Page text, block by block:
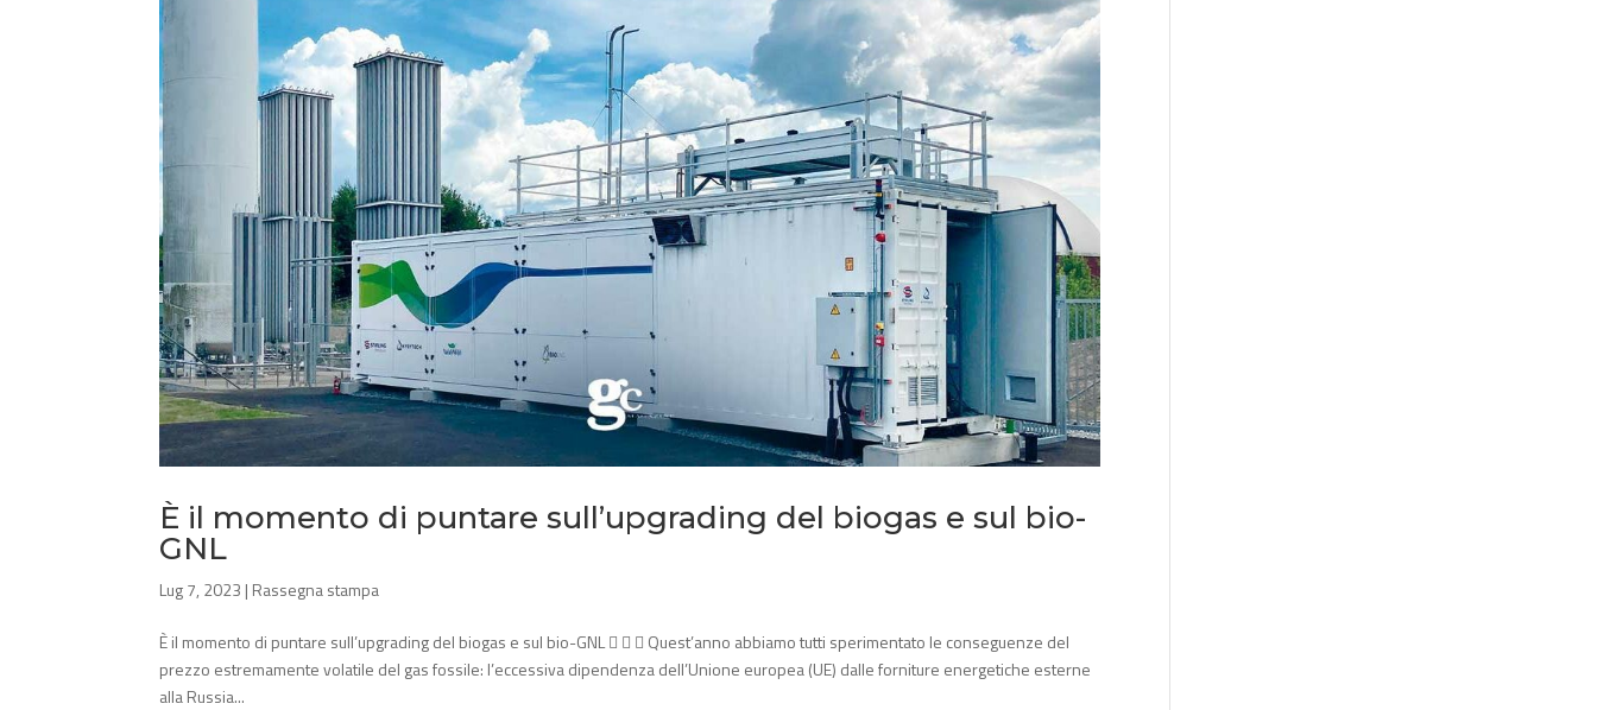
È il momento di puntare sull’upgrading del biogas e sul bio-
GNL
Lug 7, 2023 | Rassegna stampa
È il momento di puntare sull’upgrading del biogas e sul bio-GNL    Quest’anno abbiamo tutti sperimentato le conseguenze del
prezzo estremamente volatile del gas fossile: l’eccessiva dipendenza dell’Unione europea (UE) dalle forniture energetiche esterne
alla Russia...